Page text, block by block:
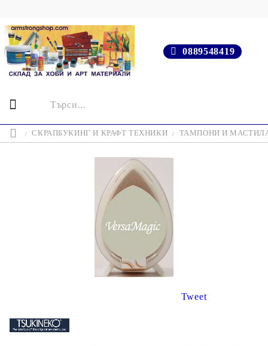
0889548419
СКРАПБУКИНГ И КРАФТ ТЕХНИКИ ТАМПОНИ И
Tweet